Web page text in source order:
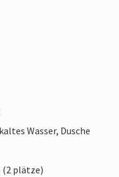
Wasser, Dusche
plätze)